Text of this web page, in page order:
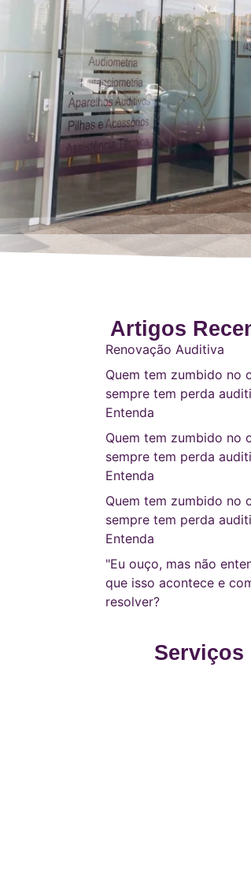
Artigos
Renovação Auditiva
Quem tem zumbido no
sempre tem perda
Entenda
Quem tem zumbido no
sempre tem perda
Entenda
Quem tem zumbido no
sempre tem perda
Entenda
"Eu ouço, mas não
que isso acontece e
resolver?
Serviços